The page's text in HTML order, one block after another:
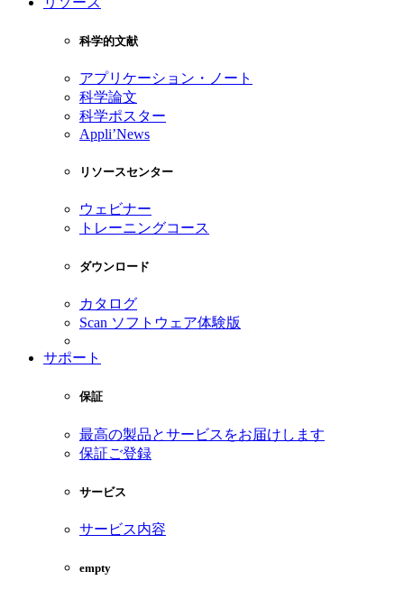
科学的文献
アプリケーション・ノート
科学論文
科学ポスター
Appli’News
リソースセンター
ウェビナー
トレーニングコース
ダウンロード
カタログ
Scan ソフトウェア体験版
サポート
保証
最高の製品とサービスをお届けします
保証ご登録
サービス
サービス内容
empty